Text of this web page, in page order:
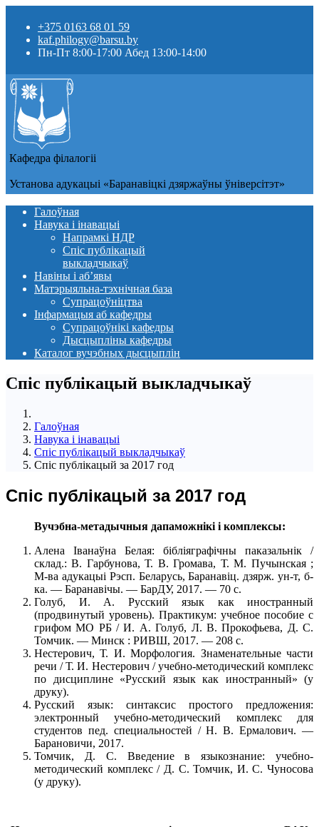
+375 0163 68 01 59
kaf.philogy@barsu.by
Пн-Пт 8:00-17:00 Абед 13:00-14:00
Кафедра фiлалогii
Установа адукацыi «Баранавіцкі дзяржаўны ўніверсітэт»
Галоўная
Навука і інавацыі
Напрамкі НДР
Спіс публікацый
выкладчыкаў
Навіны i аб’явы
Матэрыяльна-тэхнічная база
Супрацоўніцтва
Інфармацыя аб кафедры
Супрацоўнікі кафедры
Дысцыпліны кафедры
Каталог вучэбных дысцыплін
Спіс публікацый выкладчыкаў
Галоўная
Навука і інавацыі
Спіс публікацый выкладчыкаў
Спіс публікацый за 2017 год
Спіс публікацый за 2017 год
Вучэбна-метадычныя дапаможнікі і комплексы:
Алена Іванаўна Белая: бібліяграфічны паказальнік /
склад.: В. Гарбунова, Т. В. Громава, Т. М. Пучынская ;
М-ва адукацыі Рэсп. Беларусь, Баранавіц. дзярж. ун-т, б-
ка. — Баранавічы. — БарДУ, 2017. — 70 с.
Голуб, И. А. Русский язык как иностранный
(продвинутый уровень). Практикум: учебное пособие с
грифом МО РБ / И. А. Голуб, Л. В. Прокофьева, Д. С.
Томчик. — Минск : РИВШ, 2017. — 208 с.
Нестерович, Т. И. Морфология. Знаменательные части
речи / Т. И. Нестерович / учебно-методический комплекс
по дисциплине «Русский язык как иностранный» (у
друку).
Русский язык: синтаксис простого предложения:
электронный учебно-методический комплекс для
студентов пед. специальностей / Н. В. Ермалович. —
Барановичи, 2017.
Томчик, Д. С. Введение в языкознание: учебно-
методический комплекс / Д. С. Томчик, И. С. Чуносова
(у друку).